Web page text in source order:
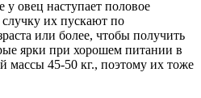
у овец наступает половое
их пускают по
или более, чтобы получить
ярки при хорошем питании в
массы 45-50 кг., поэтому их тоже